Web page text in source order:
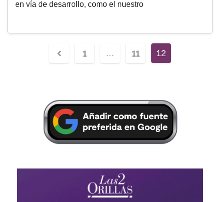
en vía de desarrollo, como el nuestro
1 … 11 12